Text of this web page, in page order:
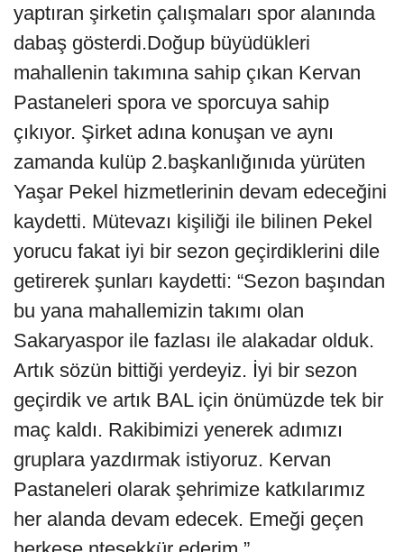
yaptıran şirketin çalışmaları spor alanında
dabaş gösterdi.Doğup büyüdükleri
mahallenin takımına sahip çıkan Kervan
Pastaneleri spora ve sporcuya sahip
çıkıyor. Şirket adına konuşan ve aynı
zamanda kulüp 2.başkanlığınıda yürüten
Yaşar Pekel hizmetlerinin devam edeceğini
kaydetti. Mütevazı kişiliği ile bilinen Pekel
yorucu fakat iyi bir sezon geçirdiklerini dile
getirerek şunları kaydetti: “Sezon başından
bu yana mahallemizin takımı olan
Sakaryaspor ile fazlası ile alakadar olduk.
Artık sözün bittiği yerdeyiz. İyi bir sezon
geçirdik ve artık BAL için önümüzde tek bir
maç kaldı. Rakibimizi yenerek adımızı
gruplara yazdırmak istiyoruz. Kervan
Pastaneleri olarak şehrimize katkılarımız
her alanda devam edecek. Emeği geçen